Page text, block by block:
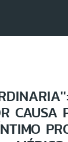
CAUSA